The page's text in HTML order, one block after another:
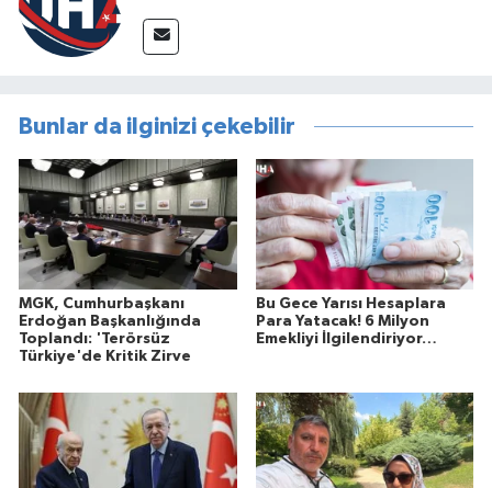
Bunlar da ilginizi çekebilir
MGK, Cumhurbaşkanı
Erdoğan Başkanlığında
Toplandı: 'Terörsüz
Türkiye'de Kritik Zirve
Bu Gece Yarısı Hesaplara
Para Yatacak! 6 Milyon
Emekliyi İlgilendiriyor…